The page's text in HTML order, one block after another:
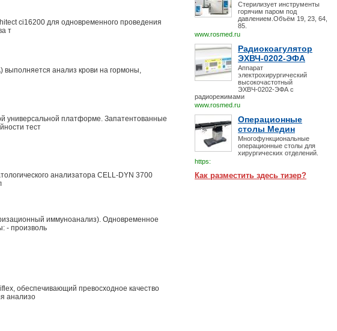
Стерилизует инструменты
горячим паром под
давлением.Объём 19, 23, 64,
85.
www.rosmed.ru
Радиокоагулятор
ЭХВЧ-0202-ЭФА
Аппарат
электрохирургический
высокочастотный
ЭХВЧ-0202-ЭФА с
радиорежимами
www.rosmed.ru
Операционные
столы Медин
Многофункциональные
операционные столы для
хирургических отделений.
https:
Как разместить здесь тизер?
ci16200 для одновременного проведения
т
анализ крови на гормоны,
универсальной платформе. Запатентованные
тест
анализатора CELL-DYN 3700
иммуноанализ). Одновременное
- произволь
обеспечивающий превосходное качество
анализо